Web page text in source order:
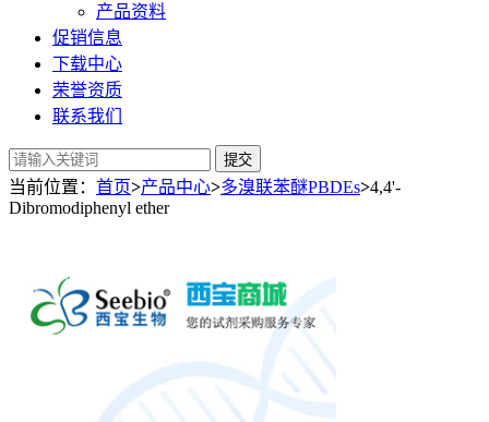
产品资料
促销信息
下载中心
荣誉资质
联系我们
提交
当前位置： 首页>产品中心>多溴联苯醚PBDEs>4,4'-
Dibromodiphenyl ether